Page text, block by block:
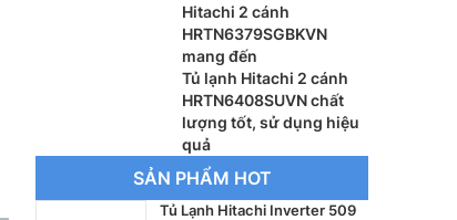
Hitachi 2 cánh
HRTN6379SGBKVN
mang đến
Tủ lạnh Hitachi 2 cánh
HRTN6408SUVN chất
lượng tốt, sử dụng hiệu
quả
SẢN PHẨM HOT
Tủ Lạnh Hitachi Inverter 509